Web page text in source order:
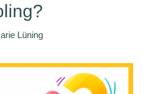
Lüning